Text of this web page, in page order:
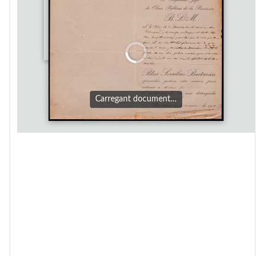
Carregant document…